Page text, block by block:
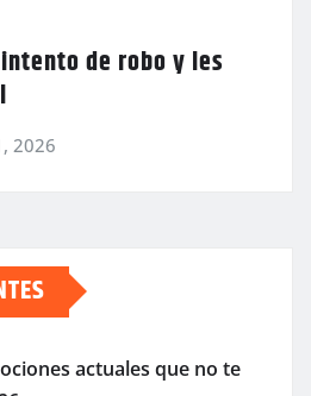
de robo y les
2026
actuales que no te